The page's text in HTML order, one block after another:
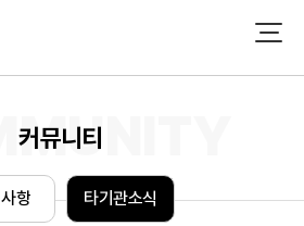
커뮤니티
사항 타기관소식